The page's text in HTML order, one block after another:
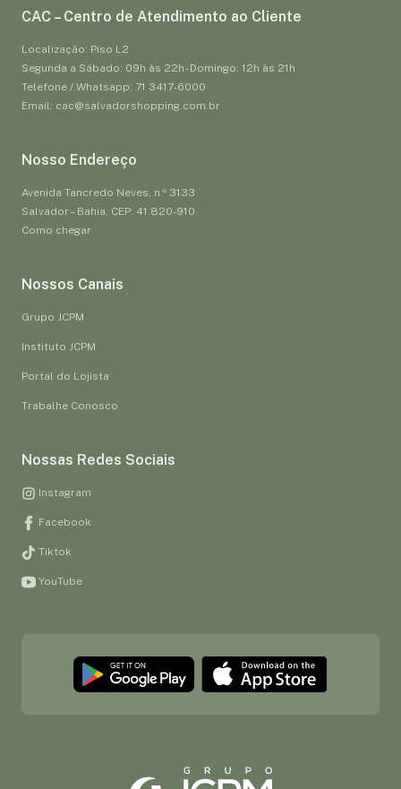
CAC – Centro de Atendimento ao Cliente
Localização: Piso L2
Segunda a Sábado: 09h às 22h - Domingo: 12h às 21h
Telefone / Whatsapp: 71 3417-6000
Email: cac@salvadorshopping.com.br
Nosso Endereço
Avenida Tancredo Neves, n.º 3133
Salvador – Bahia, CEP: 41.820-910
Como chegar
Nossos Canais
Grupo JCPM
Instituto JCPM
Portal do Lojista
Trabalhe Conosco
Nossas Redes Sociais
Instagram
Facebook
Tiktok
YouTube